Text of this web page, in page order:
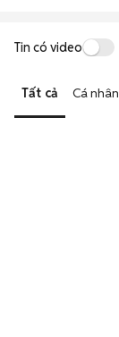
Tin có video
Tất cả Cá nhân